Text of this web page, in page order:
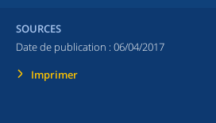
SOURCES
Date de publication : 06/04/2017
Imprimer